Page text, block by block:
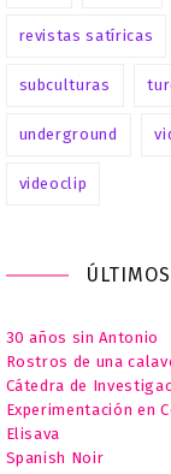
revistas satíricas
subculturas
underground
videoclip
30 años sin Antonio
Rostros de una
Cátedra de
Experimentación en
Elisava
Spanish Noir